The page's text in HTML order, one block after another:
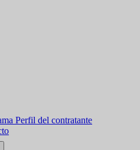
Perfil del contratante